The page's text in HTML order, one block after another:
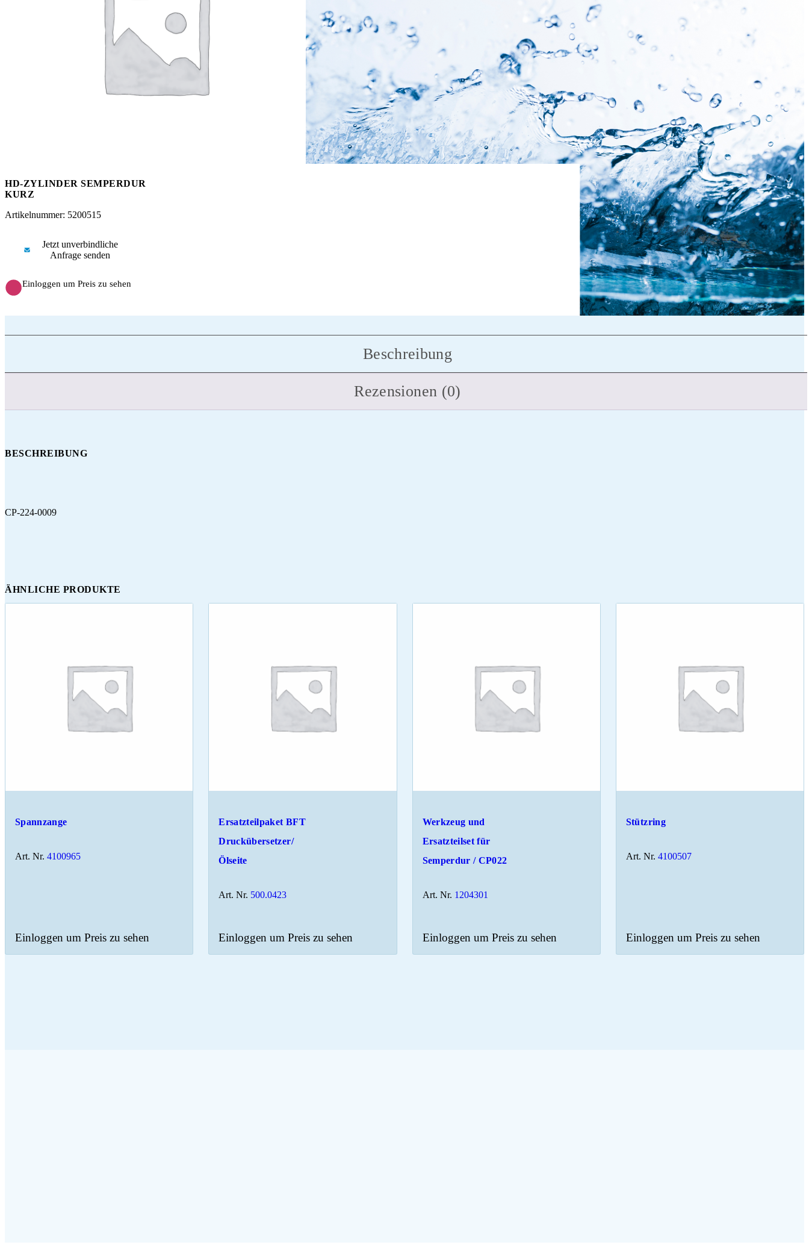
HD-ZYLINDER SEMPERDUR
KURZ
Artikelnummer: 5200515
Jetzt unverbindliche
Anfrage senden
Einloggen um Preis zu sehen
Beschreibung
Rezensionen (0)
BESCHREIBUNG
CP-224-0009
ÄHNLICHE PRODUKTE
Spannzange
Art. Nr. 4100965
Einloggen um Preis zu sehen
Ersatzteilpaket BFT
Druckübersetzer/
Ölseite
Art. Nr. 500.0423
Einloggen um Preis zu sehen
Werkzeug und
Ersatzteilset für
Semperdur / CP022
Art. Nr. 1204301
Einloggen um Preis zu sehen
Stützring
Art. Nr. 4100507
Einloggen um Preis zu sehen